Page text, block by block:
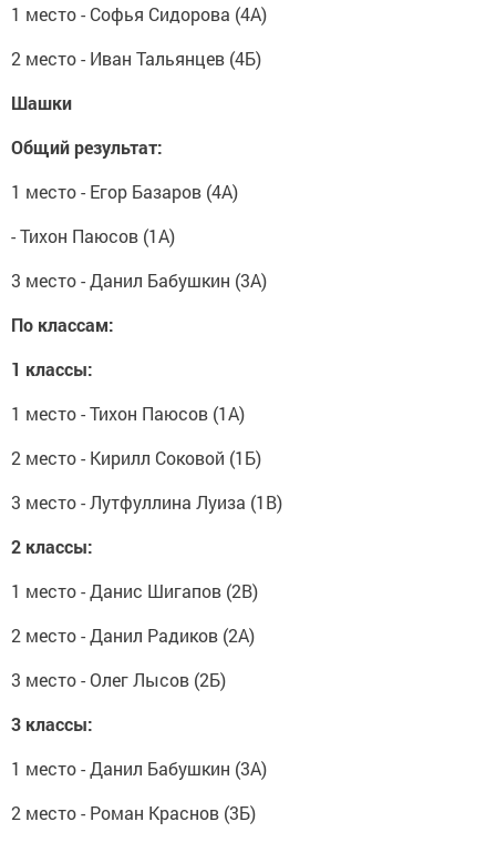
1 место - Софья Сидорова (4А)
2 место - Иван Тальянцев (4Б)
Шашки
Общий результат:
1 место - Егор Базаров (4А)
- Тихон Паюсов (1А)
3 место - Данил Бабушкин (3А)
По классам:
1 классы:
1 место - Тихон Паюсов (1А)
2 место - Кирилл Соковой (1Б)
3 место - Лутфуллина Луиза (1В)
2 классы:
1 место - Данис Шигапов (2В)
2 место - Данил Радиков (2А)
3 место - Олег Лысов (2Б)
3 классы:
1 место - Данил Бабушкин (3А)
2 место - Роман Краснов (3Б)